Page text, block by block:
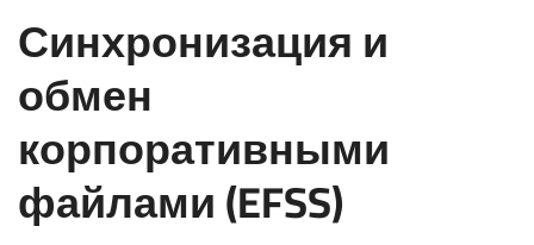
Синхронизация и
обмен
корпоративными
файлами (EFSS)